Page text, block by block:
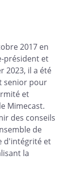
2017 en
président et
2023, il a été
senior pour
et
Mimecast.
des conseils
de
d'intégrité et
la